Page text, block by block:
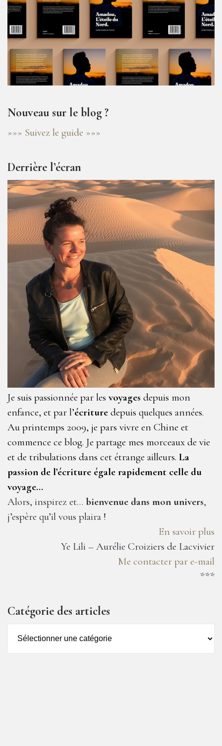
Nouveau sur le blog ?
»»» Suivez le guide »»»
Derrière l’écran
Je suis passionnée par les voyages depuis mon
enfance, et par l’écriture depuis quelques années.
Au printemps 2009, je pars vivre en Chine et
commence ce blog. Je partage mes morceaux de vie
et de tribulations dans cet étrange ailleurs. La
passion de l’écriture égale rapidement celle du
voyage…
Alors, inspirez et… bienvenue dans mon univers,
j’espère qu’il vous plaira !
En savoir plus
Ye Lili – Aurélie Croiziers de Lacvivier
Me contacter par e-mail
***
Catégorie des articles
des